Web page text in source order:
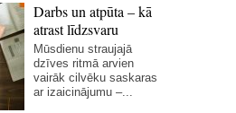
Darbs un atpūta – kā
atrast līdzsvaru
Mūsdienu straujajā
dzīves ritmā arvien
vairāk cilvēku saskaras
ar izaicinājumu –...